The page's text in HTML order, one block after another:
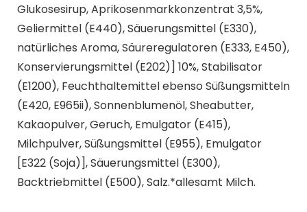
Glukosesirup, Aprikosenmarkkonzentrat 3,5%,
Geliermittel (E440), Säuerungsmittel (E330),
natürliches Aroma, Säureregulatoren (E333, E450),
Konservierungsmittel (E202)] 10%, Stabilisator
(E1200), Feuchthaltemittel ebenso Süßungsmitteln
(E420, E965ii), Sonnenblumenöl, Sheabutter,
Kakaopulver, Geruch, Emulgator (E415),
Milchpulver, Süßungsmittel (E955), Emulgator
[E322 (Soja)], Säuerungsmittel (E300),
Backtriebmittel (E500), Salz.*allesamt Milch.